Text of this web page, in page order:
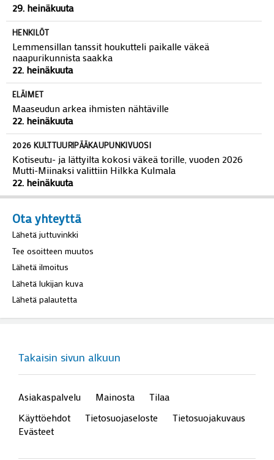
Korhosen markkinoilla muistot heräsivät pyykkilaudan
äärellä
29. heinäkuuta
HENKILÖT
Lemmensillan tanssit houkutteli paikalle väkeä
naapurikunnista saakka
22. heinäkuuta
ELÄIMET
Maaseudun arkea ihmisten nähtäville
22. heinäkuuta
2026 KULTTUURIPÄÄKAUPUNKIVUOSI
Kotiseutu- ja lättyilta kokosi väkeä torille, vuoden 2026
Mutti-Miinaksi valittiin Hilkka Kulmala
Ota yhteyttä
Lähetä juttuvinkki
Tee osoitteen muutos
Lähetä ilmoitus
Lähetä lukijan kuva
Lähetä palautetta
Asiakaspalvelu Mainosta
Tilaa